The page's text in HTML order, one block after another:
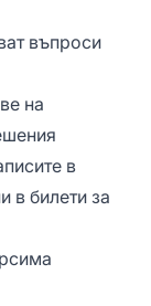
въпроси
на
в
в билети за